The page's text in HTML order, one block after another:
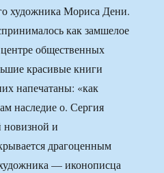
художника Мориса Дени.
как замшелое
центре общественных
красивые книги
напечатаны: «как
наследие о. Сергия
новизной и
драгоценным
— иконописца